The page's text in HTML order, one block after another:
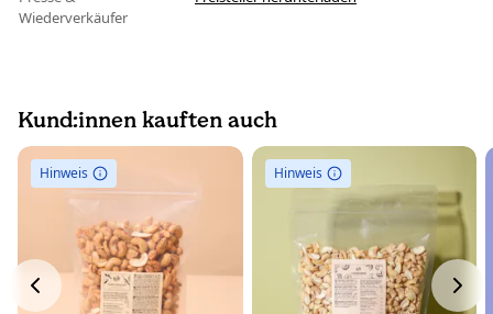
Wiederverkäufer
Kund:innen kauften auch
Hinweis Hinweis